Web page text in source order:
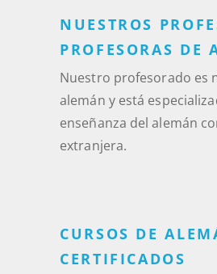
NUESTROS
PROFESORAS DE
Nuestro profesorado es
alemán y está
enseñanza del alemán
extranjera.
CURSOS DE
CERTIFICADOS